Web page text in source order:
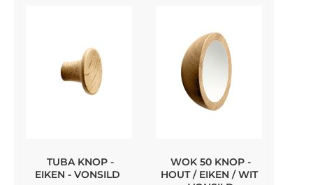
TUBA KNOP -
EIKEN - VONSILD
WOK 50 KNOP -
HOUT / EIKEN / WIT